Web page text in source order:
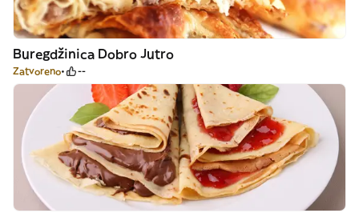
Buregdžinica Dobro Jutro
Zatvoreno --